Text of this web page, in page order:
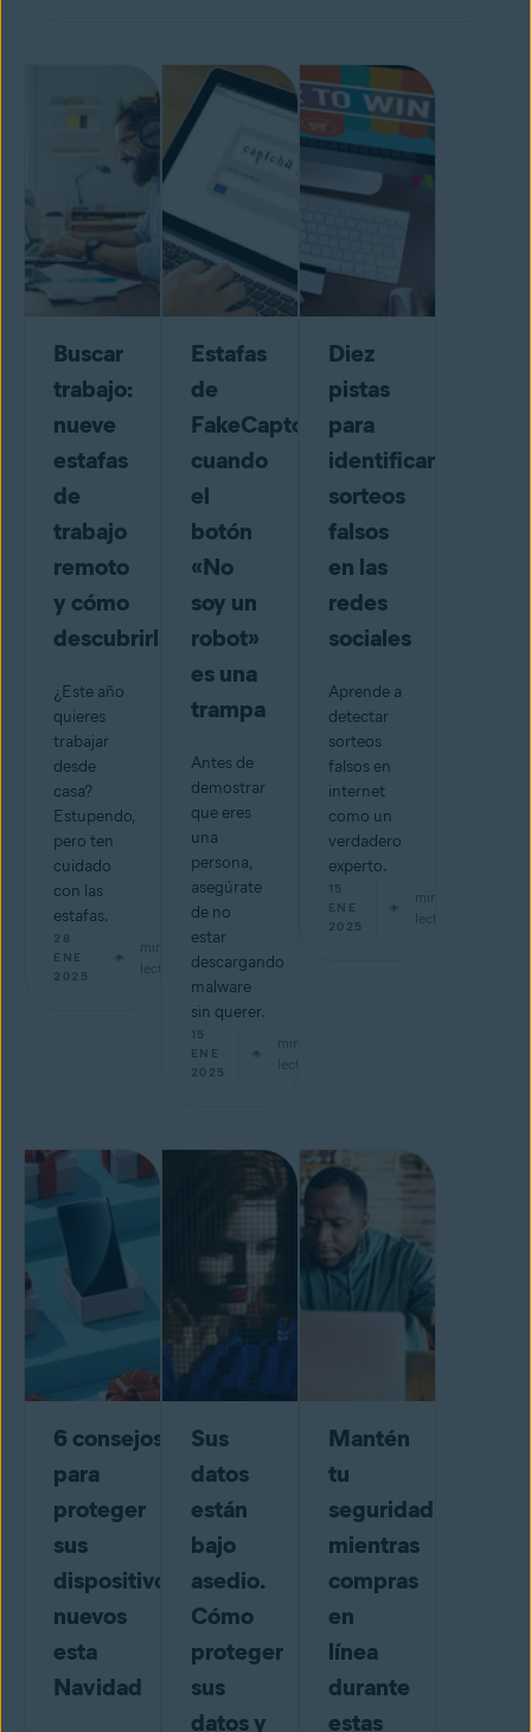
Buscar
trabajo:
nueve
estafas
de
trabajo
remoto
y cómo
descubrirlas
¿Este año
quieres
trabajar
desde
casa?
Estupendo,
pero ten
cuidado
con las
estafas.
28
ENE
2025
min de
lectura
Estafas
de
FakeCaptcha:
cuando
el
botón
«No
soy un
robot»
es una
trampa
Antes de
demostrar
que eres
una
persona,
asegúrate
de no
estar
descargando
malware
sin querer.
15
ENE
2025
min de
lectura
Diez
pistas
para
identificar
sorteos
falsos
en las
redes
sociales
Aprende a
detectar
sorteos
falsos en
internet
como un
verdadero
experto.
15
ENE
2025
min de
lectura
6 consejos
para
proteger
sus
dispositivos
nuevos
esta
Navidad
Sus
datos
están
bajo
asedio.
Cómo
proteger
sus
datos y
Mantén
tu
seguridad
mientras
compras
en
línea
durante
estas